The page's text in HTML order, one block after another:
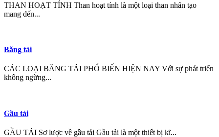
THAN HOẠT TÍNH Than hoạt tính là một loại than nhân tạo
mang đến...
Băng tải
CÁC LOẠI BĂNG TẢI PHỔ BIẾN HIỆN NAY Với sự phát triển
không ngừng...
Gầu tải
GẦU TẢI Sơ lược về gầu tải Gầu tải là một thiết bị kĩ...